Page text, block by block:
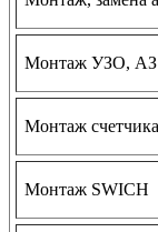
Монтаж УЗО, АЗ
Монтаж счетчика
Монтаж SWICH